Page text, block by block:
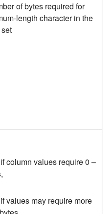
of bytes required for
length character in the
column values require 0 –
values may require more